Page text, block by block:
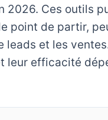
2026. Ces outils
point de partir,
leads et les
leur efficacité